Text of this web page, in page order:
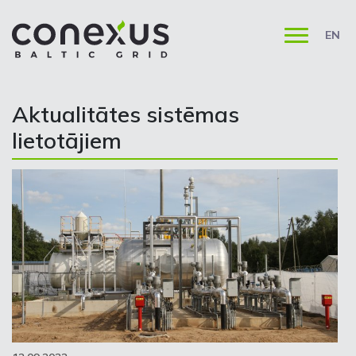
EN
Aktualitātes sistēmas
lietotājiem